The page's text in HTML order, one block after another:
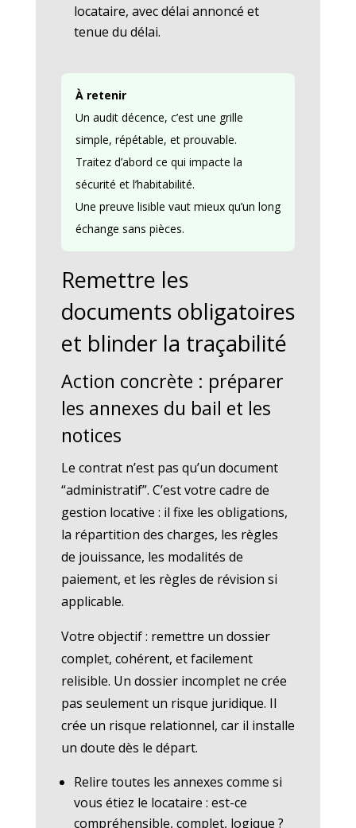
locataire, avec délai annoncé et
tenue du délai.
À retenir
Un audit décence, c’est une grille
simple, répétable, et prouvable.
Traitez d’abord ce qui impacte la
sécurité et l’habitabilité.
Une preuve lisible vaut mieux qu’un long
échange sans pièces.
Remettre les
documents obligatoires
et blinder la traçabilité
Action concrète : préparer
les annexes du bail et les
notices
Le contrat n’est pas qu’un document
“administratif”. C’est votre cadre de
gestion locative : il fixe les obligations,
la répartition des charges, les règles
de jouissance, les modalités de
paiement, et les règles de révision si
applicable.
Votre objectif : remettre un dossier
complet, cohérent, et facilement
relisible. Un dossier incomplet ne crée
pas seulement un risque juridique. Il
crée un risque relationnel, car il installe
un doute dès le départ.
Relire toutes les annexes comme si
vous étiez le locataire : est-ce
compréhensible, complet, logique ?